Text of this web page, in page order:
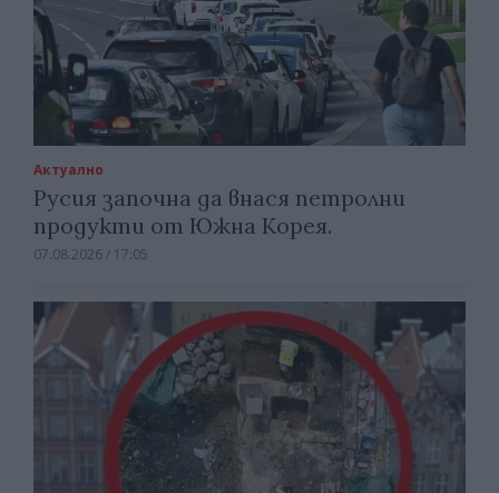
Актуално
Русия започна да внася петролни
продукти от Южна Корея.
07.08.2026 / 17:05